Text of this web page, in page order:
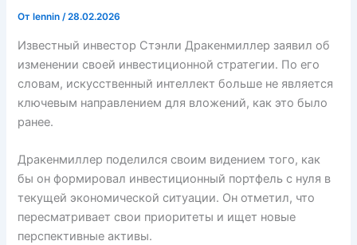
От lennin/28.02.2026
Известный инвестор Стэнли Дракенмиллер заявил об
изменении своей инвестиционной стратегии. По его
словам, искусственный интеллект больше не является
ключевым направлением для вложений, как это было
ранее.
Дракенмиллер поделился своим видением того, как
бы он формировал инвестиционный портфель с нуля в
текущей экономической ситуации. Он отметил, что
пересматривает свои приоритеты и ищет новые
перспективные активы.